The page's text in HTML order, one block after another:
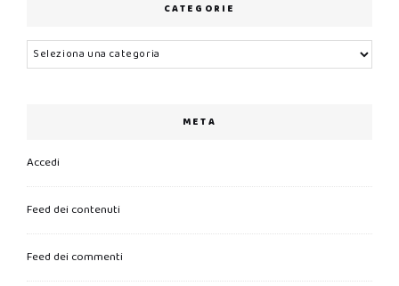
CATEGORIE
Categorie
META
Accedi
Feed dei contenuti
Feed dei commenti